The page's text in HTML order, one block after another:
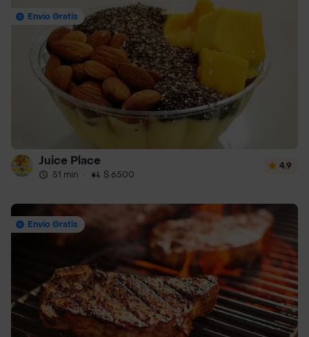
Envío Gratis
Juice Place
51 min · $ 6500
4.9
Envío Gratis